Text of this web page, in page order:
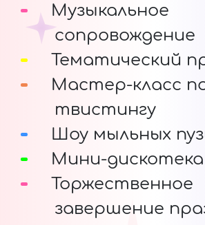
Музыкальное
сопровождение
Тематический
Мастер-класс
твистингу
Шоу мыльных
Мини-дискотека
Торжественное
завершение